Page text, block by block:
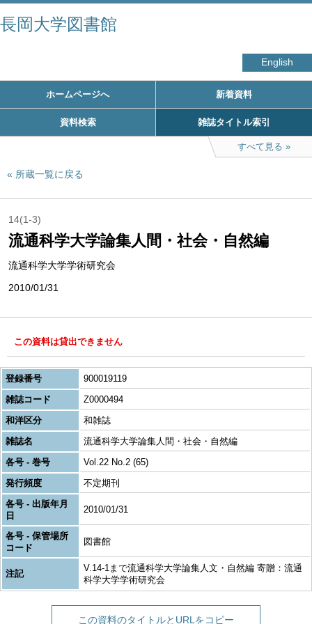
長岡大学図書館
English
ホームページへ 新着資料
資料検索 雑誌タイトル索引
すべて見る
所蔵一覧に戻る
14(1-3)
流通科学大学論集人間・社会・自然編
流通科学大学学術研究会
2010/01/31
この資料は貸出できません
登録番号
900019119
雑誌コード
Z0000494
和洋区分
和雑誌
雑誌名
流通科学大学論集人間・社会・自然編
各号 - 巻号
Vol.22 No.2 (65)
発行頻度
不定期刊
各号 - 出版年月
日
2010/01/31
各号 - 保管場所
コード
図書館
注記
V.14-1まで流通科学大学論集人文・自然編 寄贈：流通
科学大学学術研究会
この資料のタイトルとURLをコピー